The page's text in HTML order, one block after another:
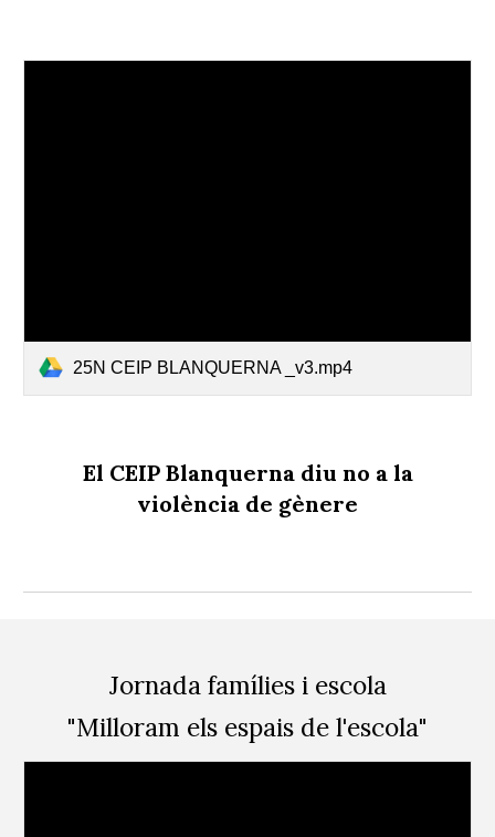
25N CEIP BLANQUERNA _v3.mp4
El CEIP Blanquerna diu no a la
violència de gènere
Jornada famílies i escola
"Milloram els espais de l'escola"